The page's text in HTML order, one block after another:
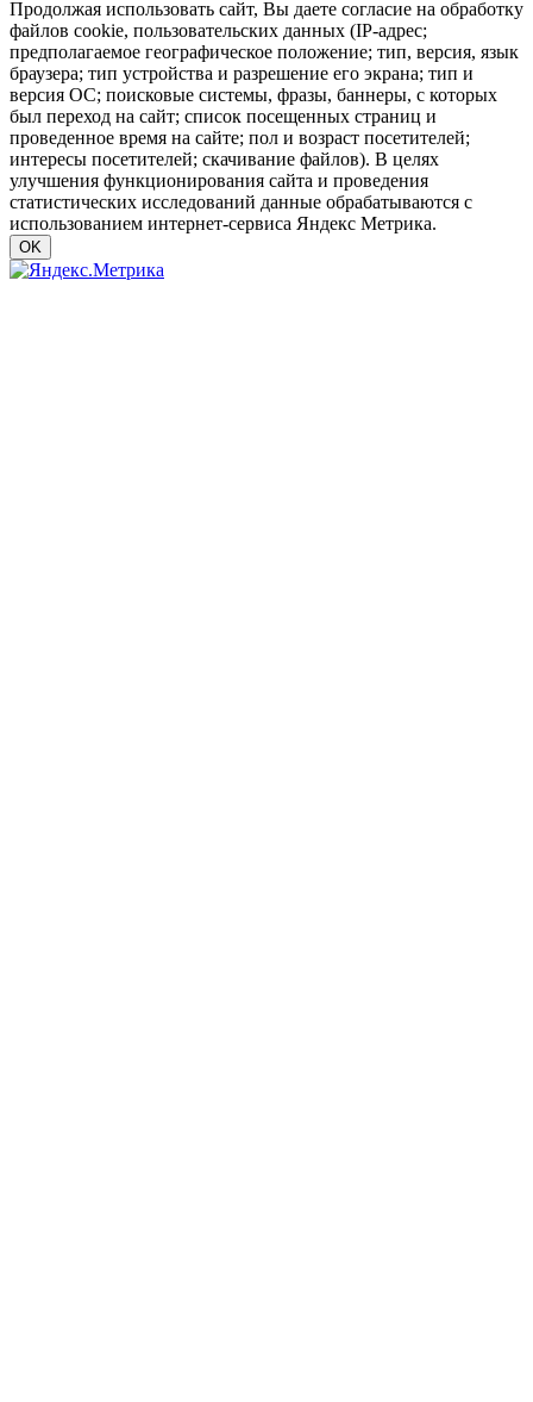
Продолжая использовать сайт, Вы даете согласие на обработку
файлов cookie, пользовательских данных (IP-адрес;
предполагаемое географическое положение; тип, версия, язык
браузера; тип устройства и разрешение его экрана; тип и
версия ОС; поисковые системы, фразы, баннеры, с которых
был переход на сайт; список посещенных страниц и
проведенное время на сайте; пол и возраст посетителей;
интересы посетителей; скачивание файлов). В целях
улучшения функционирования сайта и проведения
статистических исследований данные обрабатываются с
использованием интернет-сервиса Яндекс Метрика.
OK